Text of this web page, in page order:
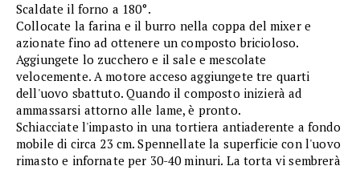
Scaldate il forno a 180°.
Collocate la farina e il burro nella coppa del mixer e
azionate fino ad ottenere un composto bricioloso.
Aggiungete lo zucchero e il sale e mescolate
velocemente. A motore acceso aggiungete tre quarti
dell'uovo sbattuto. Quando il composto inizierà ad
ammassarsi attorno alle lame, è pronto.
Schiacciate l'impasto in una tortiera antiaderente a fondo
mobile di circa 23 cm. Spennellate la superficie con l'uovo
rimasto e infornate per 30-40 minuri. La torta vi sembrerà